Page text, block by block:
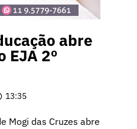
abre
EJA 2º
13:35
Mogi das Cruzes abre